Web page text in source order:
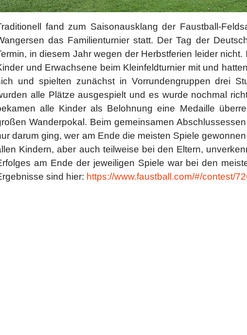
fand zum Saisonausklang der Faustball-
das Familienturnier statt. Der Tag der
in diesem Jahr wegen der Herbstferien leider
und Erwachsene beim Kleinfeldturnier mit und
und spielten zunächst in Vorrundengruppen drei
alle Plätze ausgespielt und es wurde nochmal
alle Kinder als Belohnung eine Medaille
Wanderpokal. Beim gemeinsamen
darum ging, wer am Ende die meisten Spiele
Kindern, aber auch teilweise bei den Eltern,
am Ende der jeweiligen Spiele war bei den
sind hier: https://www.faustball.com/#/contest/